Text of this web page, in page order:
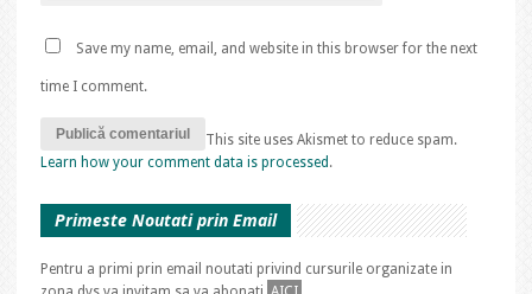
Save my name, email, and website in this browser for the next
time I comment.
This site uses Akismet to reduce spam.
Learn how your comment data is processed .
Primeste Noutati prin Email
Pentru a primi prin email noutati privind cursurile organizate in